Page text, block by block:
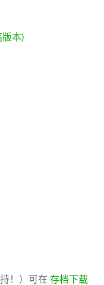
本)
！）可在 存档下载